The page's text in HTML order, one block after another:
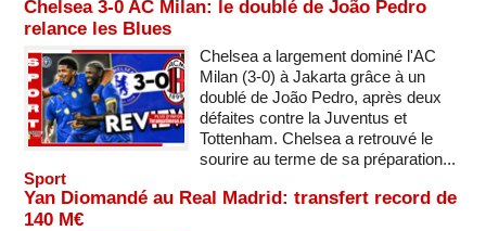
Chelsea 3-0 AC Milan: le doublé de João Pedro
relance les Blues
Chelsea a largement dominé l'AC
Milan (3-0) à Jakarta grâce à un
doublé de João Pedro, après deux
défaites contre la Juventus et
Tottenham. Chelsea a retrouvé le
sourire au terme de sa préparation...
Sport
Yan Diomandé au Real Madrid: transfert record de
140 M€